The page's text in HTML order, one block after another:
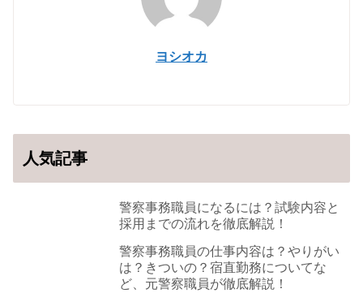
ヨシオカ
人気記事
警察事務職員になるには？試験内容と
採用までの流れを徹底解説！
警察事務職員の仕事内容は？やりがい
は？きついの？宿直勤務についてな
ど、元警察職員が徹底解説！